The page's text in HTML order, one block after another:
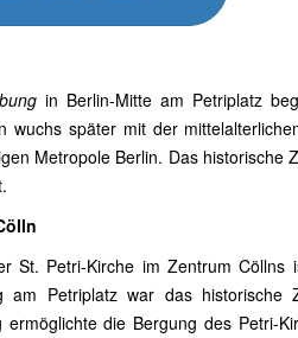
in Berlin-Mitte am Petriplatz
wuchs später mit der
Metropole Berlin. Das
St. Petri-Kirche im Zentrum
am Petriplatz war das
ermöglichte die Bergung des Petri-